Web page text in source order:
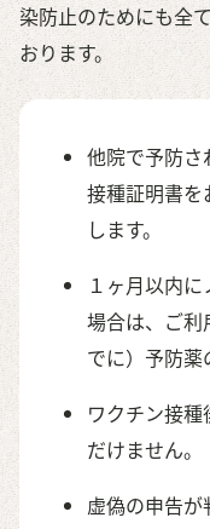
染防止のためにも全
おります。
他院で予防さ
接種証明書を
します。
１ヶ月以内
場合は、ご利
でに）予防薬
ワクチン接
だけません。
虚偽の申告